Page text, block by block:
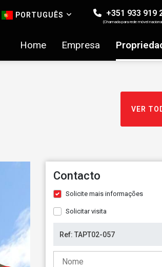
PORTUGUÊS +351 933 919
(Chamada para rede móvel
Home Empresa
VER
Contacto
Solicite mais informações
Solicitar visita